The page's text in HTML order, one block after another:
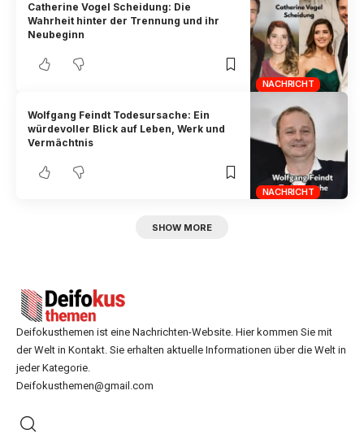
NACHRICHT
Catherine Vogel Scheidung: Die
Wahrheit hinter der Trennung und ihr
Neubeginn
NACHRICHT
Wolfgang Feindt Todesursache: Ein
würdevoller Blick auf Leben, Werk und
Vermächtnis
SHOW MORE
Deifokusthemen ist eine Nachrichten-Website. Hier kommen Sie mit
der Welt in Kontakt. Sie erhalten aktuelle Informationen über die Welt in
jeder Kategorie.
Deifokusthemen@gmail.com